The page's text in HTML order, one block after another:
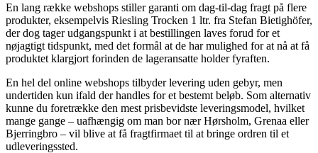
En lang række webshops stiller garanti om dag-til-dag fragt på flere
produkter, eksempelvis Riesling Trocken 1 ltr. fra Stefan Bietighöfer,
der dog tager udgangspunkt i at bestillingen laves forud for et
nøjagtigt tidspunkt, med det formål at de har mulighed for at nå at få
produktet klargjort forinden de lageransatte holder fyraften.
En hel del online webshops tilbyder levering uden gebyr, men
undertiden kun ifald der handles for et bestemt beløb. Som alternativ
kunne du foretrække den mest prisbevidste leveringsmodel, hvilket
mange gange – uafhængig om man bor nær Hørsholm, Grenaa eller
Bjerringbro – vil blive at få fragtfirmaet til at bringe ordren til et
udleveringssted.